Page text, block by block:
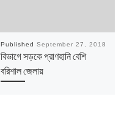
Published September 27, 2018
বিভাগে সড়কে প্রাণহানি বেশি
বরিশাল জেলায়